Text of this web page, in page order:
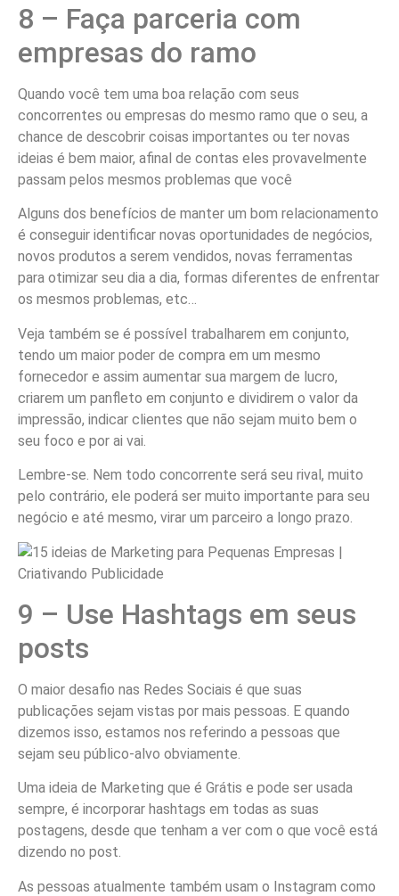
8 – Faça parceria com
empresas do ramo
Quando você tem uma boa relação com seus
concorrentes ou empresas do mesmo ramo que o seu, a
chance de descobrir coisas importantes ou ter novas
ideias é bem maior, afinal de contas eles provavelmente
passam pelos mesmos problemas que você
Alguns dos benefícios de manter um bom relacionamento
é conseguir identificar novas oportunidades de negócios,
novos produtos a serem vendidos, novas ferramentas
para otimizar seu dia a dia, formas diferentes de enfrentar
os mesmos problemas, etc…
Veja também se é possível trabalharem em conjunto,
tendo um maior poder de compra em um mesmo
fornecedor e assim aumentar sua margem de lucro,
criarem um panfleto em conjunto e dividirem o valor da
impressão, indicar clientes que não sejam muito bem o
seu foco e por ai vai.
Lembre-se. Nem todo concorrente será seu rival, muito
pelo contrário, ele poderá ser muito importante para seu
negócio e até mesmo, virar um parceiro a longo prazo.
9 – Use Hashtags em seus
posts
O maior desafio nas Redes Sociais é que suas
publicações sejam vistas por mais pessoas. E quando
dizemos isso, estamos nos referindo a pessoas que
sejam seu público-alvo obviamente.
Uma ideia de Marketing que é Grátis e pode ser usada
sempre, é incorporar hashtags em todas as suas
postagens, desde que tenham a ver com o que você está
dizendo no post.
As pessoas atualmente também usam o Instagram como